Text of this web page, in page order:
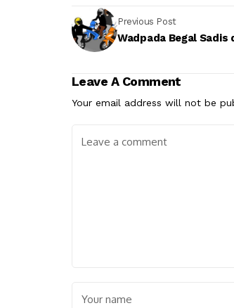
Previous Post
Wadpada Begal Sadis
Leave A Comment
Your email address will not be